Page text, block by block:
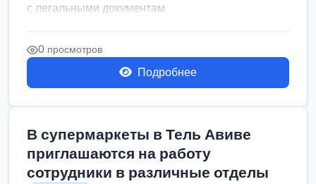
с легальными документам
0 просмотров
Подробнее
В супермаркеты в Тель Авиве
приглашаются на работу
сотрудники в различные отделы